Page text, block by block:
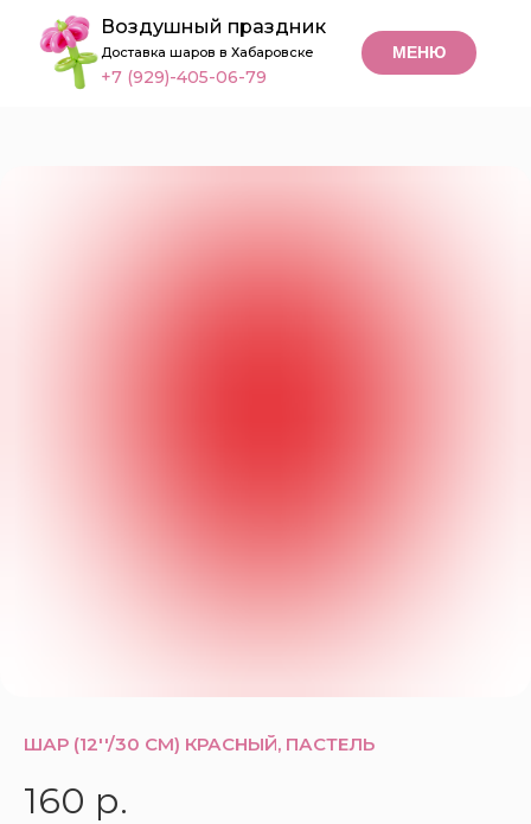
МЕНЮ
Воздушный праздник
Доставка шаров в Хабаровске
+7 (929)-405-06-79
ШАР (12''/30 СМ) КРАСНЫЙ, ПАСТЕЛЬ
160 р.